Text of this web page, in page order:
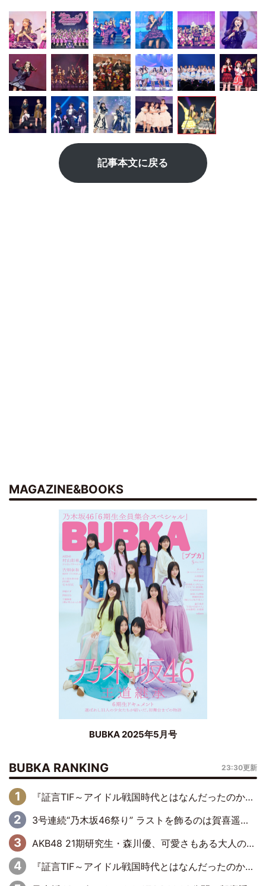
記事本文に戻る
MAGAZINE&BOOKS
BUBKA 2025年5月号
BUBKA RANKING 23:30更新
『証言TIF～アイドル戦国時代とはなんだったのか～』第6回：でんぱ組.inc・古川未鈴×相沢梨紗「『ハロプロやりたかったな』って言ったら、夢眠ねむさんに『てめえはでんぱ組．incなんだよ！』って肩パンされて(笑)」
3号連続“乃木坂46祭り” ラストを飾るのは賀喜遥香…5年ぶりの登場に「5年分大人になった私を見ていただけたら」
AKB48 21期研究生・森川優、可愛さもある大人の女性に
『証言TIF～アイドル戦国時代とはなんだったのか～』第10回：さくら学院・武藤彩未×飯田らうら「正直、中3で辞めるというのを信じてなくて。そう言われてはいたけど、嘘でしょって」